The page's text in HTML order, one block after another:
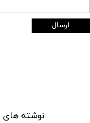
ارسال
نوشته های